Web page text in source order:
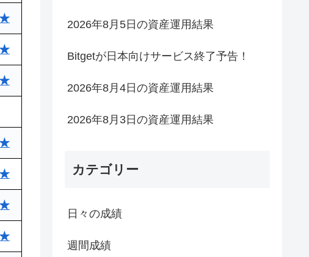
★
★
★
★
★
★
★
2026年8月5日の資産運用結果
Bitgetが日本向けサービス終了予告！
2026年8月4日の資産運用結果
2026年8月3日の資産運用結果
カテゴリー
日々の成績
週間成績